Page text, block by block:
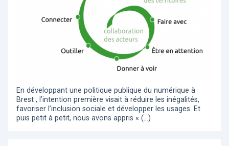
En développant une politique publique du numérique à
Brest , l’intention première visait à réduire les inégalités,
favoriser l’inclusion sociale et développer les usages. Et
puis petit à petit, nous avons appris « (…)